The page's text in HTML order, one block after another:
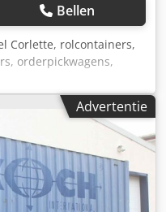
Bellen
Corlette, rolcontainers,
orderpickwagens,
rolwagens,
mm -Diepte: 750-1020
1160 mm -
-Dankzij het
elkaar worden
-Aantal: 9 stuks
23,5 kg
Advertentie